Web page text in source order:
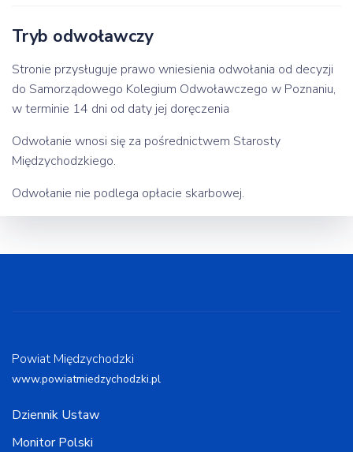
Tryb odwoławczy
Stronie przysługuje prawo wniesienia odwołania od decyzji
do Samorządowego Kolegium Odwoławczego w Poznaniu,
w terminie 14 dni od daty jej doręczenia
Odwołanie wnosi się za pośrednictwem Starosty
Międzychodzkiego.
Odwołanie nie podlega opłacie skarbowej.
Powiat Międzychodzki
www.powiatmiedzychodzki.pl
Dziennik Ustaw
Monitor Polski